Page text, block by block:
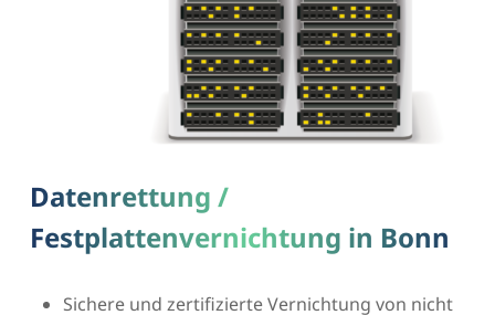
Datenrettung /
Festplattenvernichtung in Bonn
Sichere und zertifizierte Vernichtung von nicht